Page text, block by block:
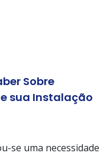
Sobre
sua Instalação
se uma necessidade